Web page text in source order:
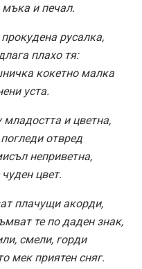
мъка и печал.
русалка,
плахо тя:
кокетно малка
уста.
младостта и цветна,
отвред
неприветна,
цвет.
плачущи акорди,
те по даден знак,
смели, горди
мек приятен сняг.